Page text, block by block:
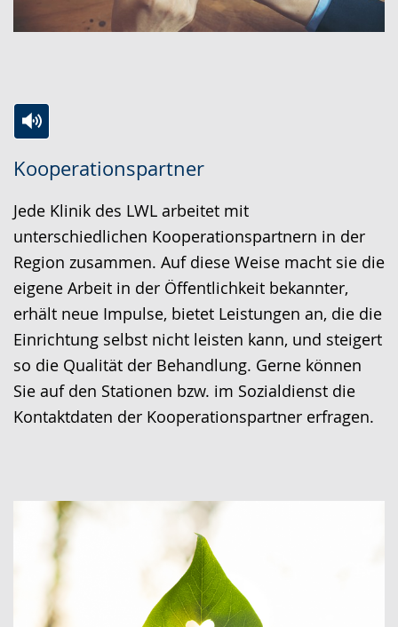
Kooperationspartner
Leichten
Sprache
wechseln.
Audio-
Unterstützung.
Video
in
Deutscher
Gebärdensprache
wird
angezeigt.
Jede Klinik des LWL arbeitet mit
unterschiedlichen Kooperationspartnern in der
Region zusammen. Auf diese Weise macht sie die
eigene Arbeit in der Öffentlichkeit bekannter,
erhält neue Impulse, bietet Leistungen an, die die
Einrichtung selbst nicht leisten kann, und steigert
so die Qualität der Behandlung. Gerne können
Sie auf den Stationen bzw. im Sozialdienst die
Kontaktdaten der Kooperationspartner erfragen.